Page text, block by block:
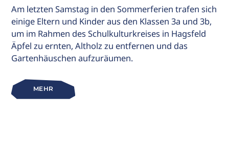
Am letzten Samstag in den Sommerferien trafen sich
einige Eltern und Kinder aus den Klassen 3a und 3b,
um im Rahmen des Schulkulturkreises in Hagsfeld
Äpfel zu ernten, Altholz zu entfernen und das
Gartenhäuschen aufzuräumen.
MEHR